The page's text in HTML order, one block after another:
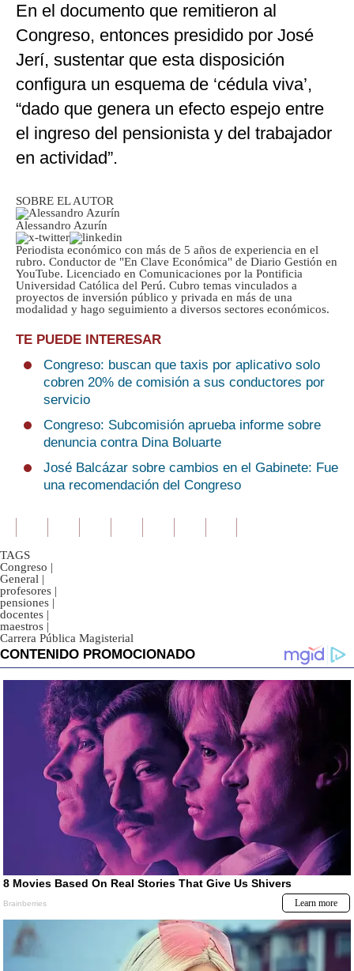
En el documento que remitieron al
Congreso, entonces presidido por José
Jerí, sustentar que esta disposición
configura un esquema de ‘cédula viva’,
“dado que genera un efecto espejo entre
el ingreso del pensionista y del trabajador
en actividad”.
SOBRE EL AUTOR
Alessandro Azurín
Periodista económico con más de 5 años de experiencia en el
rubro. Conductor de "En Clave Económica" de Diario Gestión en
YouTube. Licenciado en Comunicaciones por la Pontificia
Universidad Católica del Perú. Cubro temas vinculados a
proyectos de inversión público y privada en más de una
modalidad y hago seguimiento a diversos sectores económicos.
TE PUEDE INTERESAR
Congreso: buscan que taxis por aplicativo solo
cobren 20% de comisión a sus conductores por
servicio
Congreso: Subcomisión aprueba informe sobre
denuncia contra Dina Boluarte
José Balcázar sobre cambios en el Gabinete: Fue
una recomendación del Congreso
TAGS
Congreso |
General |
profesores |
pensiones |
docentes |
maestros |
Carrera Pública Magisterial